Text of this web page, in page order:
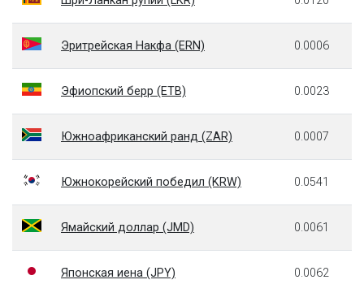
Эритрейская Накфа (ERN) 0.0006
Эфиопский берр (ETB) 0.0023
Южноафриканский ранд (ZAR) 0.0007
Южнокорейский победил (KRW) 0.0541
Ямайский доллар (JMD) 0.0061
Японская иена (JPY) 0.0062